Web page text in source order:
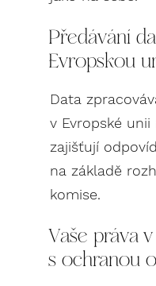
Předávání
Evropskou
Data
v Evropské
zajišťují
na základě
komise.
Vaše práva
s ochranou